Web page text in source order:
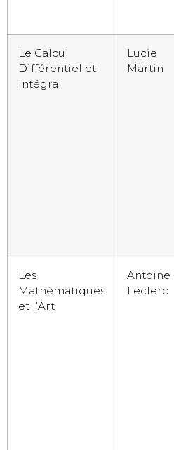
Le Calcul
Différentiel et
Intégral
Lucie
Martin
Les
Mathématiques
et l’Art
Antoine
Leclerc